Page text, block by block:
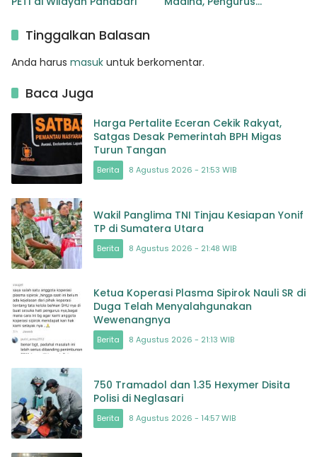
Tinggalkan Balasan
Anda harus masuk untuk berkomentar.
Baca Juga
Harga Pertalite Eceran Cekik Rakyat,
Satgas Desak Pemerintah BPH Migas
Turun Tangan
Berita 8 Agustus 2026 - 21:53 WIB
Wakil Panglima TNI Tinjau Kesiapan Yonif
TP di Sumatera Utara
Berita 8 Agustus 2026 - 21:48 WIB
Ketua Koperasi Plasma Sipirok Nauli SR di
Duga Telah Menyalahgunakan
Wewenangnya
Berita 8 Agustus 2026 - 21:13 WIB
750 Tramadol dan 1.35 Hexymer Disita
Polisi di Neglasari
Berita 8 Agustus 2026 - 14:57 WIB